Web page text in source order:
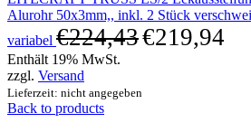
Alurohr 50x3mm,, inkl. 2 Stück
variabel €224,43€219,94
Enthält 19% MwSt.
zzgl. Versand
Lieferzeit: nicht angegeben
Back to products